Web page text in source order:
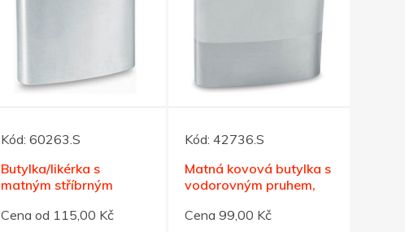
Kód:60263.S
Butylka/likérka s
matným stříbrným
Cena od 115,00 Kč
Kód:42736.S
Matná kovová butylka s
vodorovným pruhem,
Cena 99,00 Kč